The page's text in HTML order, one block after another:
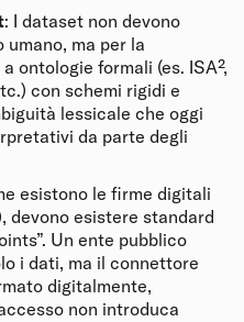
: I dataset non devono
umano, ma per la
ontologie formali (es. ISA²,
con schemi rigidi e
lessicale che oggi
da parte degli
esistono le firme digitali
devono esistere standard
Un ente pubblico
i dati, ma il connettore
digitalmente,
non introduca